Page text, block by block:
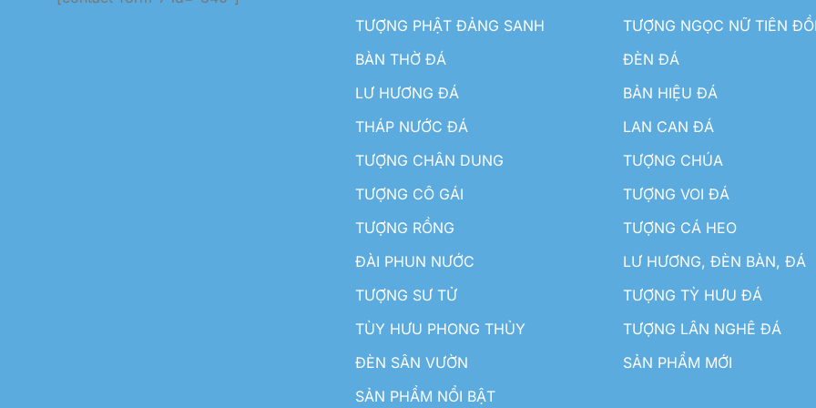
TƯỢNG PHẬT ĐẢNG SANH
TƯỢNG NGỌC NỮ TIÊN
BÀN THỜ ĐÁ
ĐÈN ĐÁ
LƯ HƯƠNG ĐÁ
BẢN HIỆU ĐÁ
THÁP NƯỚC ĐÁ
LAN CAN ĐÁ
TƯỢNG CHÂN DUNG
TƯỢNG CHÚA
TƯỢNG CÔ GÁI
TƯỢNG VOI ĐÁ
TƯỢNG RỒNG
TƯỢNG CÁ HEO
ĐÀI PHUN NƯỚC
LƯ HƯƠNG, ĐÈN BÀN, ĐÁ
TƯỢNG SƯ TỬ
TƯỢNG TỲ HƯU ĐÁ
TÙY HƯU PHONG THỦY
TƯỢNG LÂN NGHÊ ĐÁ
ĐÈN SÂN VƯỜN
SẢN PHẨM MỚI
SẢN PHẨM NỔI BẬT